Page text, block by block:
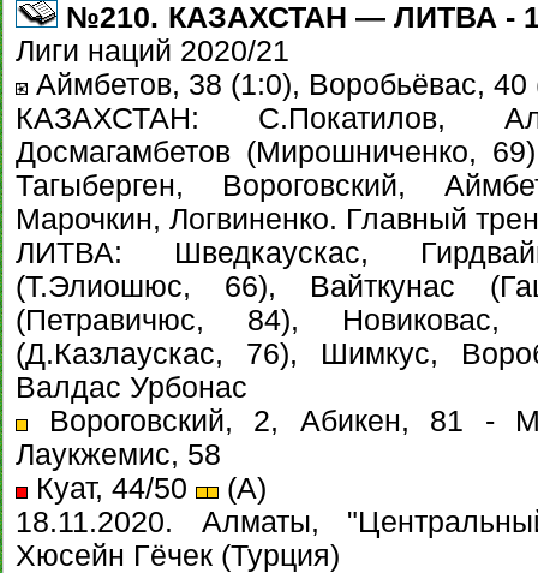
№210. КАЗАХСТАН — ЛИТВА -
Лиги наций 2020/21
Аймбетов, 38 (1:0), Воробьёвас,
КАЗАХСТАН: С.Покатилов,
Досмагамбетов (Мирошниченко,
Тагыберген, Вороговский,
Марочкин, Логвиненко. Главный
ЛИТВА: Шведкаускас,
(Т.Элиошюс, 66), Вайткунас
(Петравичюс, 84),
(Д.Казлаускас, 76), Шимкус,
Валдас Урбонас
Вороговский, 2, Абикен, 81 -
Лаукжемис, 58
Куат, 44/50
(А)
18.11.2020. Алматы,
Хюсейн Гёчек (Турция)